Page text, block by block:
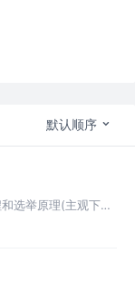
默认顺序
选举原理(主观下